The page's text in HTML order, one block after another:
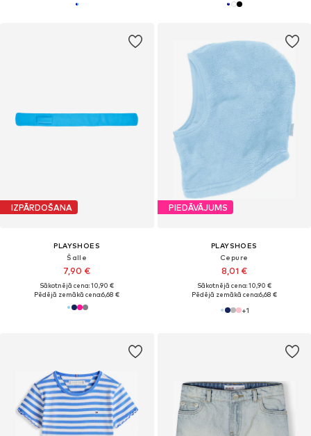
IZPĀRDOŠANA
PLAYSHOES
Šalle
7,90 €
Sākotnējā cena: 10,90 €
Pēdējā zemākā cena:6,68 €
PIEDĀVĀJUMS
PLAYSHOES
Cepure
8,01 €
Sākotnējā cena: 10,90 €
Pēdējā zemākā cena:6,68 €
+1